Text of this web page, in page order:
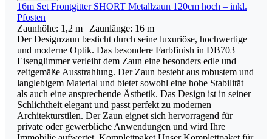
16m Set Frontgitter SHORT Metallzaun 120cm hoch – inkl.
Pfosten
Zaunhöhe: 1,2 m | Zaunlänge: 16 m
Der Designzaun besticht durch seine luxuriöse, hochwertige
und moderne Optik. Das besondere Farbfinish in DB703
Eisenglimmer verleiht dem Zaun eine besonders edle und
zeitgemäße Ausstrahlung. Der Zaun besteht aus robustem und
langlebigem Material und bietet sowohl eine hohe Stabilität
als auch eine ansprechende Ästhetik. Das Design ist in seiner
Schlichtheit elegant und passt perfekt zu modernen
Architekturstilen. Der Zaun eignet sich hervorragend für
private oder gewerbliche Anwendungen und wird Ihre